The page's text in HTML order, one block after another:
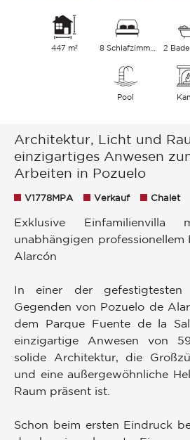
447 m² 8 Schlafzimmer 2
Pool
Architektur, Licht und
einzigartiges Anwesen
Arbeiten in Pozuelo
V1778MPA Verkauf Chalet
Exklusive Einfamilienvilla
unabhängigen professionellem
Alarcón
In einer der gefestigtesten
Gegenden von Pozuelo de
dem Parque Fuente de la
einzigartige Anwesen von
solide Architektur, die
und eine außergewöhnliche
Raum präsent ist.
Schon beim ersten Eindruck